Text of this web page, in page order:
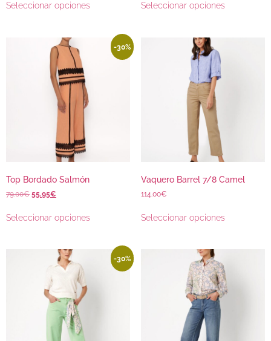
Seleccionar opciones Seleccionar opciones
-30%
Top Bordado Salmón
79.00€ 55.95€
Seleccionar opciones
Vaquero Barrel 7/8 Camel
114.00€
Seleccionar opciones
-30%